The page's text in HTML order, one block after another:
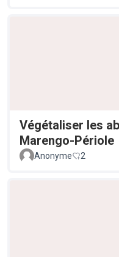
Végétaliser les
Marengo-Périole
Anonyme 2